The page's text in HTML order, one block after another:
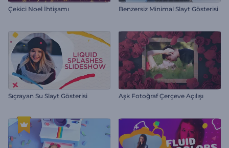
Çekici Noel İhtişamı Benzersiz Minimal Slayt Gösterisi
Sıçrayan Su Slayt Gösterisi Aşk Fotoğraf Çerçeve Açılışı